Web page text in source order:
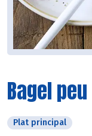
Bagel
Plat principal